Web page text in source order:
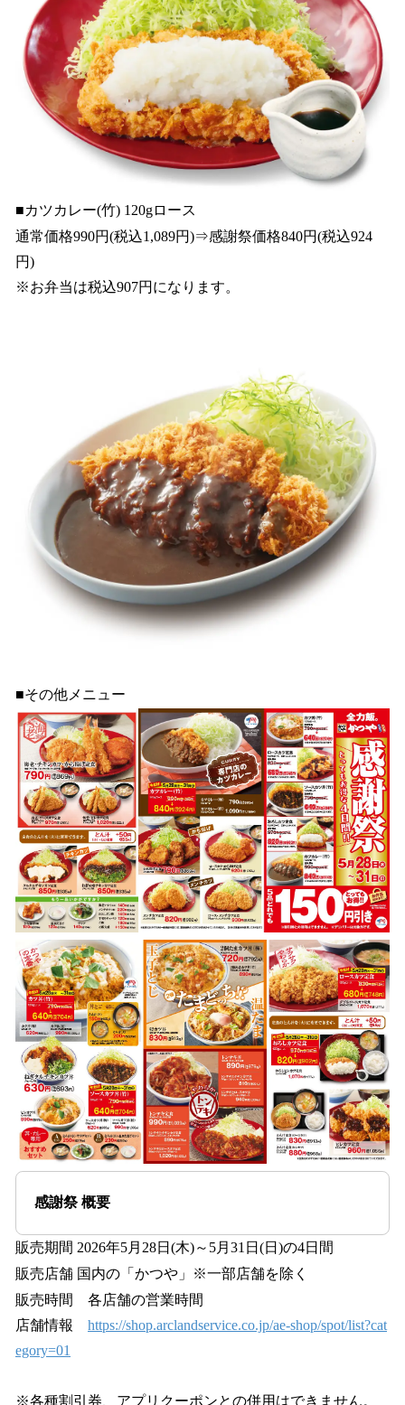
■カツカレー(竹) 120gロース
通常価格990円(税込1,089円)⇒感謝祭価格840円(税込924
円)
※お弁当は税込907円になります。
■その他メニュー
感謝祭 概要
販売期間 2026年5月28日(木)～5月31日(日)の4日間
販売店舗 国内の「かつや」※⼀部店舗を除く
販売時間 各店舗の営業時間
店舗情報 https://shop.arclandservice.co.jp/ae-shop/spot/list?cat
egory=01
※各種割引券、アプリクーポンとの併用はできません。